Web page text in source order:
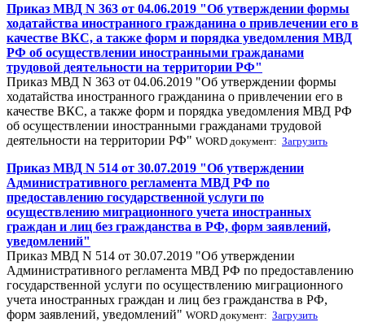
Приказ МВД N 363 от 04.06.2019 "Об утверждении формы
ходатайства иностранного гражданина о привлечении его в
качестве ВКС, а также форм и порядка уведомления МВД
РФ об осуществлении иностранными гражданами
трудовой деятельности на территории РФ"
Приказ МВД N 363 от 04.06.2019 "Об утверждении формы
ходатайства иностранного гражданина о привлечении его в
качестве ВКС, а также форм и порядка уведомления МВД РФ
об осуществлении иностранными гражданами трудовой
деятельности на территории РФ" WORD документ: Загрузить
Приказ МВД N 514 от 30.07.2019 "Об утверждении
Административного регламента МВД РФ по
предоставлению государственной услуги по
осуществлению миграционного учета иностранных
граждан и лиц без гражданства в РФ, форм заявлений,
уведомлений"
Приказ МВД N 514 от 30.07.2019 "Об утверждении
Административного регламента МВД РФ по предоставлению
государственной услуги по осуществлению миграционного
учета иностранных граждан и лиц без гражданства в РФ,
форм заявлений, уведомлений" WORD документ: Загрузить